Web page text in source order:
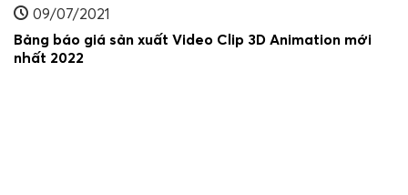
09/07/2021
Bảng báo giá sản xuất Video Clip 3D Animation mới
nhất 2022